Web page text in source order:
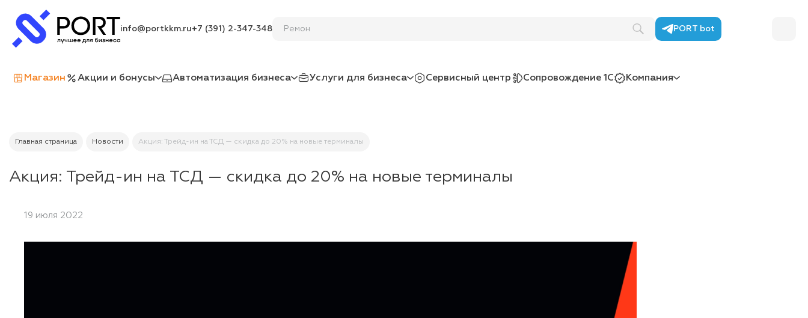
info@portkkm.ru+7 (391) 2-347-348 Ремонт / зам PORT bot
Магазин Акции и бонусы Автоматизация бизнеса Услуги для бизнеса Сервисный центр Сопровождение 1С Компания
Главная страница Новости Акция: Трейд-ин на ТСД — скидка до 20% на новые терминалы
Акция: Трейд-ин на ТСД — скидка до 20% на новые терминалы
19 июля 2022